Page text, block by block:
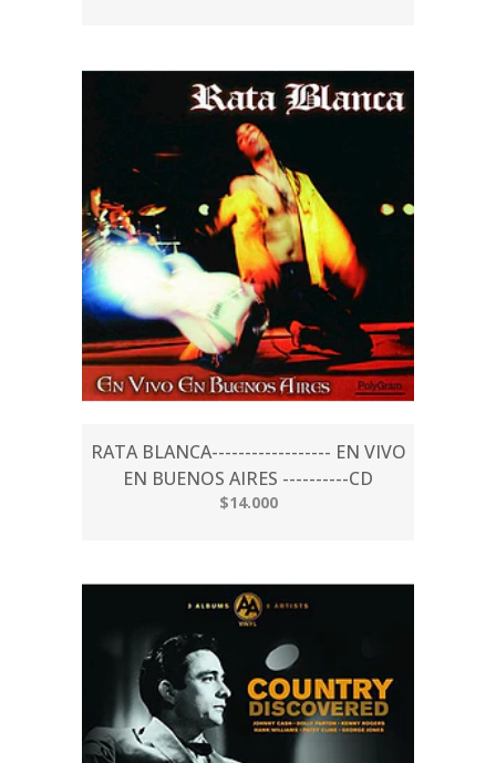
RATA BLANCA------------------ EN VIVO
EN BUENOS AIRES ----------CD
$14.000